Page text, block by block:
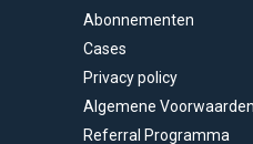
Abonnementen
Cases
Privacy policy
Algemene Voorwaarden
Referral Programma